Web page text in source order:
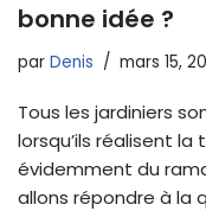
bonne idée ?
par Denis mars 15,
Tous les jardiniers
lorsqu’ils réalisent la
évidemment du
allons répondre à la